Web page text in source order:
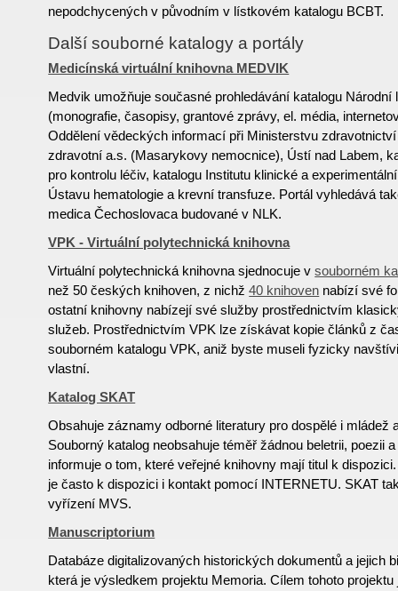
nepodchycených v původním v lístkovém katalogu BCBT.
Další souborné katalogy a portály
Medicínská virtuální knihovna MEDVIK
Medvik umožňuje současné prohledávání katalogu Národní
(monografie, časopisy, grantové zprávy, el. média,
Oddělení vědeckých informací při Ministerstvu
zdravotní a.s. (Masarykovy nemocnice), Ústí nad Labem,
pro kontrolu léčiv, katalogu Institutu klinické a
Ústavu hematologie a krevní transfuze. Portál vyhledává
medica Čechoslovaca budované v NLK.
VPK - Virtuální polytechnická knihovna
Virtuální polytechnická knihovna sjednocuje vsouborném
než 50 českých knihoven, z nichž40 knihoven nabízí své
ostatní knihovny nabízejí své služby prostřednictvím
služeb. Prostřednictvím VPK lze získávat kopie článků z
souborném katalogu VPK, aniž byste museli fyzicky
vlastní.
Katalog SKAT
Obsahuje záznamy odborné literatury pro dospělé i mládež
Souborný katalog neobsahuje téměř žádnou beletrii, poezii
informuje o tom, které veřejné knihovny mají titul k
je často k dispozici i kontakt pomocí INTERNETU. SKAT
vyřízení MVS.
Manuscriptorium
Databáze digitalizovaných historických dokumentů a jejich
která je výsledkem projektu Memoria. Cílem tohoto